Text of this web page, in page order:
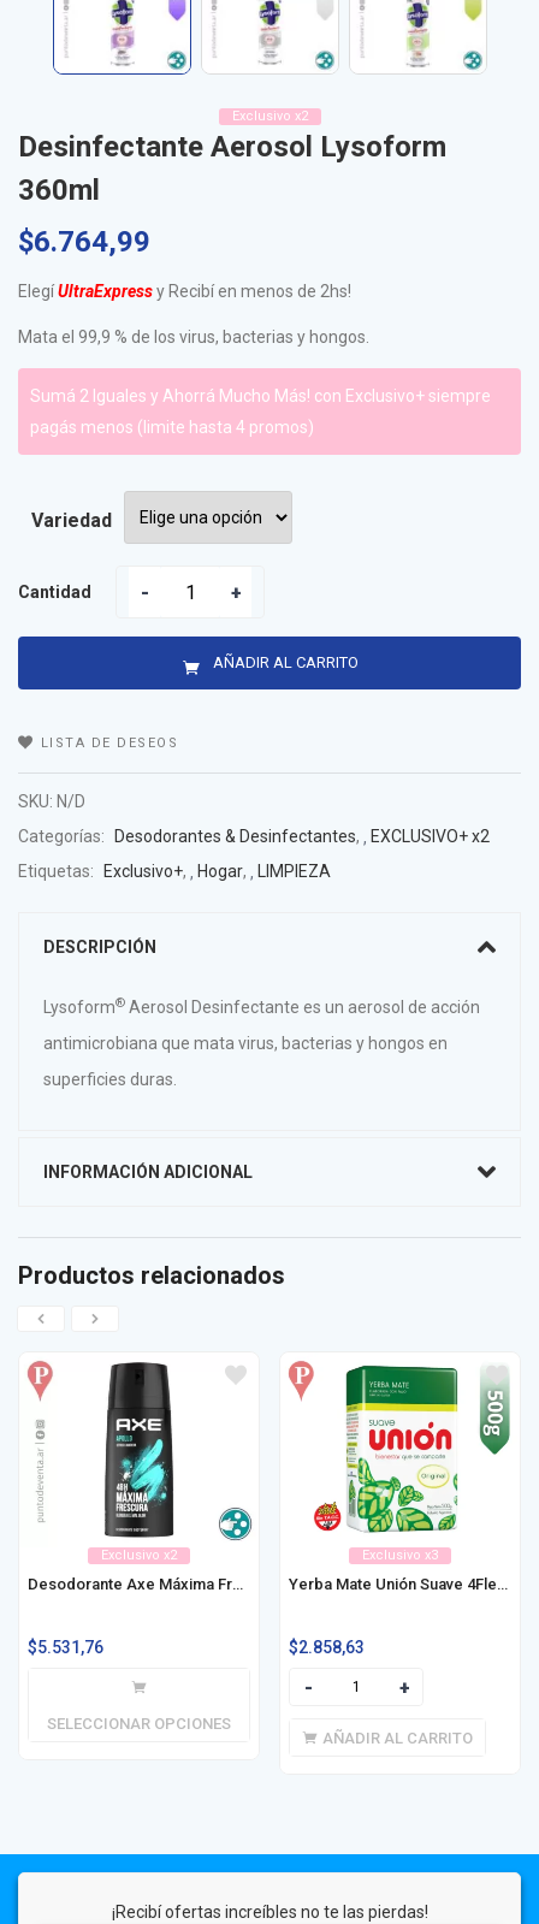
Exclusivo x2
Desinfectante Aerosol Lysoform
360ml
$6.764,99
ElegíUltraExpressy Recibí en menos de 2hs!
Mata el 99,9 % de los virus, bacterias y hongos.
Sumá 2 Iguales y Ahorrá Mucho Más! con Exclusivo+ siempre
pagás menos (limite hasta 4 promos)
Variedad
Cantidad
AÑADIR AL CARRITO
LISTA DE DESEOS
SKU: N/D
Categorías:
Desodorantes & Desinfectantes,
EXCLUSIVO+ x2
Etiquetas:
Exclusivo+, Hogar, LIMPIEZA
DESCRIPCIÓN
Lysoform® Aerosol Desinfectante es un aerosol de acción
antimicrobiana que mata virus, bacterias y hongos en
superficies duras.
INFORMACIÓN ADICIONAL
Productos relacionados
Exclusivo x2
Desodorante Axe Máxima Frescura 150ml
$5.531,76
SELECCIONAR OPCIONES
Exclusivo x3
Yerba Mate Unión Suave 4Flex 500g
$2.858,63
AÑADIR AL CARRITO
¡Recibí ofertas increíbles no te las pierdas!